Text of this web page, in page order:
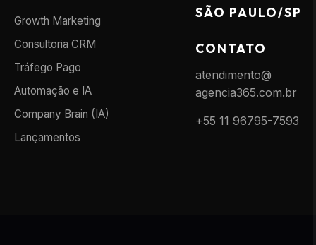
Growth Marketing
Consultoria CRM
Tráfego Pago
Automação e IA
Company Brain (IA)
Lançamentos
SÃO PAULO/SP
CONTATO
atendimento@
agencia365.com.br
+55 11 96795-7593